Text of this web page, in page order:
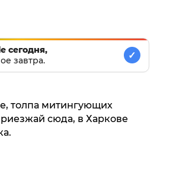
сегодня,
завтра.
✓
толпа митингующих
сюда, в Харкове